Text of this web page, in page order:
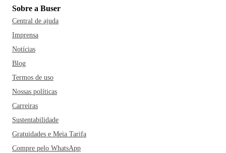
Sobre a Buser
Central de ajuda
Imprensa
Notícias
Blog
Termos de uso
Nossas políticas
Carreiras
Sustentabilidade
Gratuidades e Meia Tarifa
Compre pelo WhatsApp